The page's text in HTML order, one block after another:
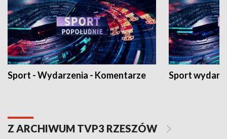
Sport - Wydarzenia - Komentarze Sport
Z ARCHIWUM TVP3 RZESZÓW